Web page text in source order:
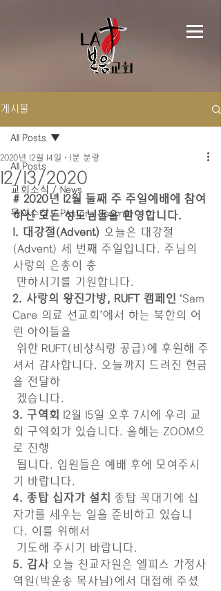
게시물
All Posts
교회소식 / News
목회수상 / Pastoral Journal
All Posts
12/13/2020
2020년 12월 14일 1분 분량
# 2020년 12월 둘째 주 주일예배에 참여
하신 모든 성도님들을 환영합니다.
1. 대강절(Advent) 오늘은 대강절
(Advent) 세 번째 주일입니다. 주님의
사랑의 은총이 충
만하시기를 기원합니다.
2. 사랑의 왕진가방, RUFT 캠페인 ‘Sam
Care 의료 선교회’에서 하는 북한의 어
린 아이들을
셔서 감사합니다. 오늘까지 드려진 헌금
을 전달하
겠습니다.
3. 구역회 12월 15일 오후 7시에 우리 교
회 구역회가 있습니다. 올해는 ZOOM으
로 진행
기 바랍니다.
4. 종탑 십자가 설치 종탑 꼭대기에 십
자가를 세우는 일을 준비하고 있습니
다. 이를 위해서
기도해 주시기 바랍니다.
5. 감사 오늘 친교자원은 엘피스 가정사
역원(박운송 목사님)에서 대접해 주셨